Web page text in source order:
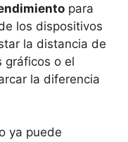
para
los dispositivos
la distancia de
gráficos o el
la diferencia
ya puede